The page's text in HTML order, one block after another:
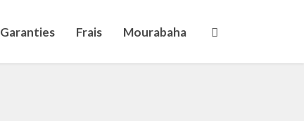
Garanties Frais Mourabaha